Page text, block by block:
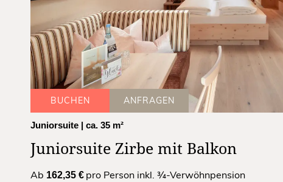
BUCHEN ANFRAGEN
Juniorsuite | ca. 35 m²
Juniorsuite Zirbe mit Balkon
Ab 162,35 € pro Person inkl. ¾-Verwöhnpension